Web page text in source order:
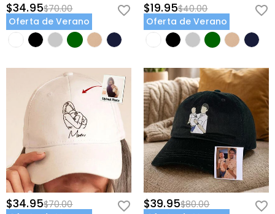
$34.95$70.00
Oferta de Verano
$19.95$40.00
Oferta de Verano
$34.95$70.00
$39.95$80.00